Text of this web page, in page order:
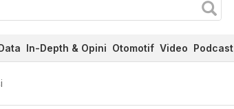
In-Depth & Opini Otomotif Video Podcast